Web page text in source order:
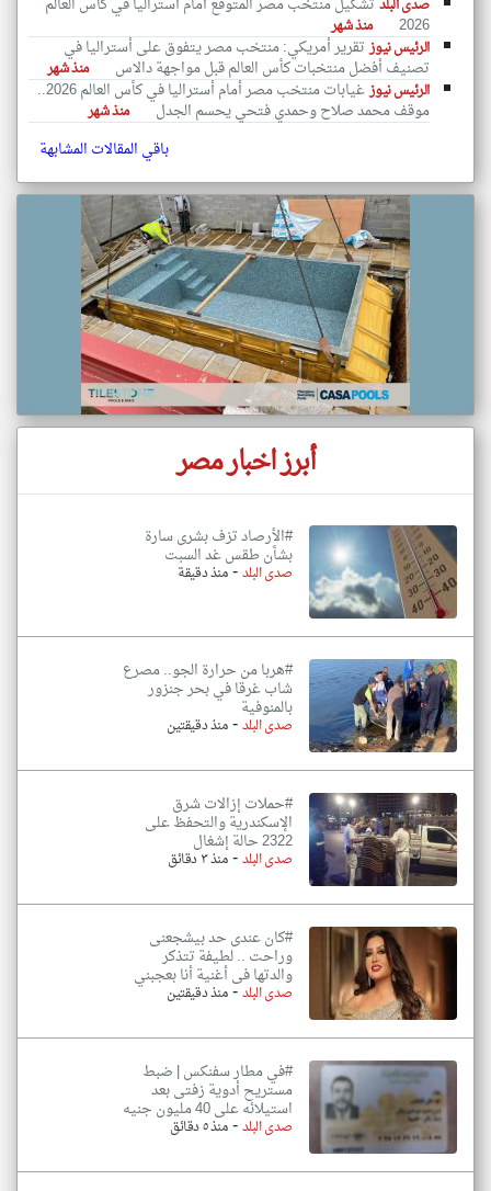
صدى البلد
2026
منذ شهر
الرئيس نيوز تقرير أمريكي: منتخب مصر يتفوق على أستراليا في
تصنيف أفضل منتخبات كأس العالم قبل مواجهة دالاس
منذ شهر
الرئيس نيوز
غيابات منتخب مصر أمام أستراليا في كأس العالم 2026..
موقف محمد صلاح وحمدي فتحي يحسم الجدل منذ شهر
باقي المقالات المشابهة
أبرز اخبار مصر
#الأرصاد تزف بشرى سارة
بشأن طقس غد السبت
صدى البلد-منذ دقيقة
#هربا من حرارة الجو.. مصرع
شاب غرقا في بحر جنزور
بالمنوفية
صدى البلد-منذ دقيقتين
#حملات إزالات شرق
الإسكندرية والتحفظ على
2322 حالة إشغال
صدى البلد-منذ ٣ دقائق
#كان عندى حد بيشجعنى
وراحت .. لطيفة تتذكر
والدتها فى أغنية أنا بعجبني
صدى البلد-منذ دقيقتين
#في مطار سفنكس | ضبط
مستريح أدوية زفتى بعد
استيلائه على 40 مليون جنيه
صدى البلد-منذ ٥ دقائق